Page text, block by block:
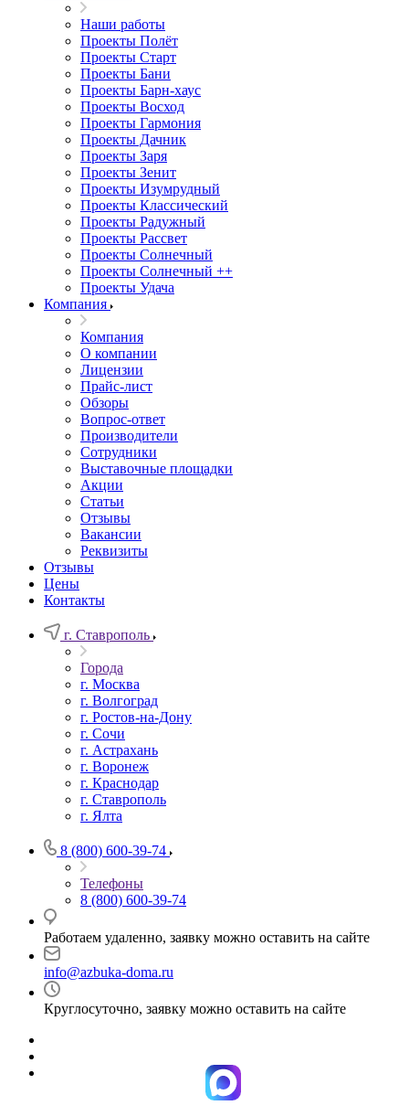
Наши работы
Проекты Полёт
Проекты Старт
Проекты Бани
Проекты Барн-хаус
Проекты Восход
Проекты Гармония
Проекты Дачник
Проекты Заря
Проекты Зенит
Проекты Изумрудный
Проекты Классический
Проекты Радужный
Проекты Рассвет
Проекты Солнечный
Проекты Солнечный ++
Проекты Удача
Компания
Компания
О компании
Лицензии
Прайс-лист
Обзоры
Вопрос-ответ
Производители
Сотрудники
Выставочные площадки
Акции
Статьи
Отзывы
Вакансии
Реквизиты
Отзывы
Цены
Контакты
г. Ставрополь
Города
г. Москва
г. Волгоград
г. Ростов-на-Дону
г. Сочи
г. Астрахань
г. Воронеж
г. Краснодар
г. Ставрополь
г. Ялта
8 (800) 600-39-74
Телефоны
8 (800) 600-39-74
Работаем удаленно, заявку можно оставить на сайте
info@azbuka-doma.ru
Круглосуточно, заявку можно оставить на сайте